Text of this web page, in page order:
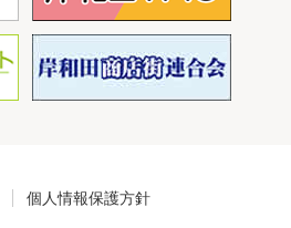
個人情報保護方針